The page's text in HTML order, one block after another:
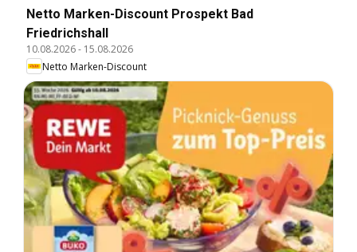
Netto Marken-Discount Prospekt Bad
Friedrichshall
10.08.2026- 15.08.2026
Netto Marken-Discount